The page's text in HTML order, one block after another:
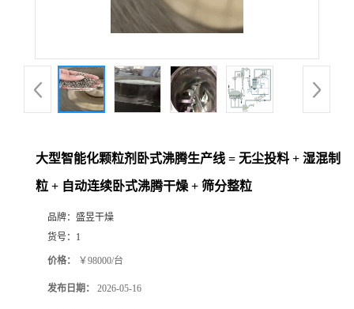
大型智能化颗粒剂卧式沸腾生产线 = 无尘投料 + 湿混制
粒 + 自动连续卧式沸腾干燥 + 筛分整粒
品牌： 盛昱干燥
货号： 1
价格： ￥98000/台
发布日期： 2026-05-16